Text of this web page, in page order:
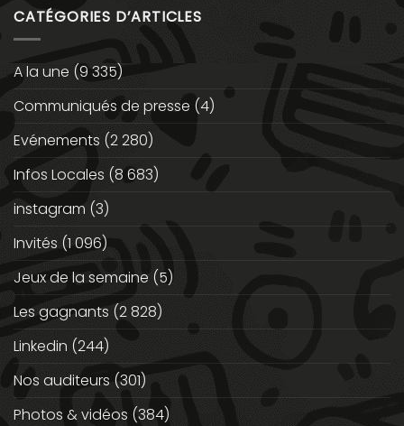
CATÉGORIES D’ARTICLES
A la une (9 335)
Communiqués de presse (4)
Evénements (2 280)
Infos Locales (8 683)
instagram (3)
Invités (1 096)
Jeux de la semaine (5)
Les gagnants (2 828)
Linkedin (244)
Nos auditeurs (301)
Photos & vidéos (384)